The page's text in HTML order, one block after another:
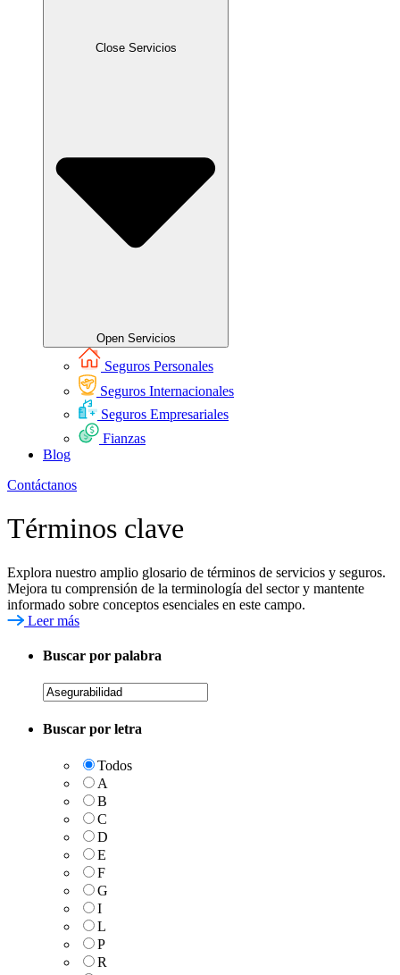
Close Servicios
Open Servicios
Seguros Personales
Seguros Internacionales
Seguros Empresariales
Fianzas
Blog
Contáctanos
Términos clave
Explora nuestro amplio glosario de términos de servicios y seguros.
Mejora tu comprensión de la terminología del sector y mantente
informado sobre conceptos esenciales en este campo.
Leer más
Buscar por palabra
Buscar por letra
Todos
A
B
C
D
E
F
G
I
L
P
R